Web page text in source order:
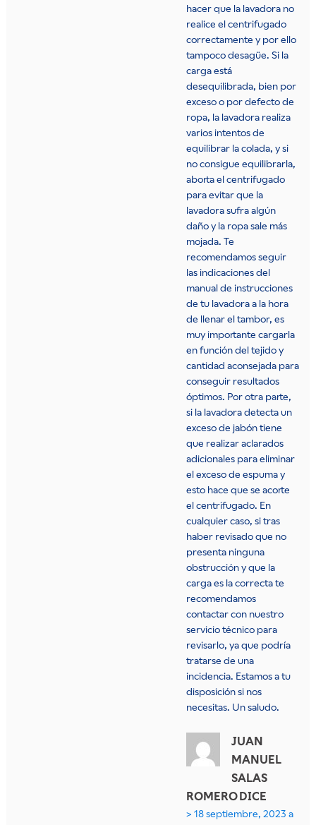
hacer que la lavadora no
realice el centrifugado
correctamente y por ello
tampoco desagüe. Si la
carga está
desequilibrada, bien por
exceso o por defecto de
ropa, la lavadora realiza
varios intentos de
equilibrar la colada, y si
no consigue equilibrarla,
aborta el centrifugado
para evitar que la
lavadora sufra algún
daño y la ropa sale más
mojada. Te
recomendamos seguir
las indicaciones del
manual de instrucciones
de tu lavadora a la hora
de llenar el tambor, es
muy importante cargarla
en función del tejido y
cantidad aconsejada para
conseguir resultados
óptimos. Por otra parte,
si la lavadora detecta un
exceso de jabón tiene
que realizar aclarados
adicionales para eliminar
el exceso de espuma y
esto hace que se acorte
el centrifugado. En
cualquier caso, si tras
haber revisado que no
presenta ninguna
obstrucción y que la
carga es la correcta te
recomendamos
contactar con nuestro
servicio técnico para
revisarlo, ya que podría
tratarse de una
incidencia. Estamos a tu
disposición si nos
necesitas. Un saludo.
JUAN
MANUEL
SALAS
ROMERO DICE
18 septiembre, 2023 a